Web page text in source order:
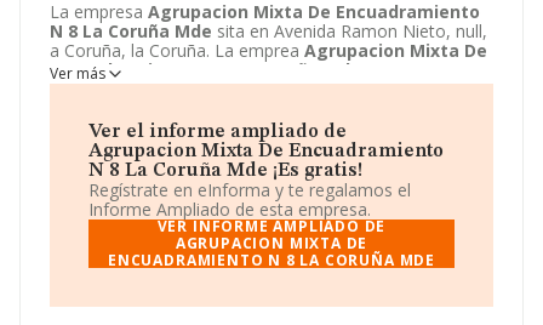
La empresa Agrupacion Mixta De Encuadramiento
N 8 La Coruña Mde sita en Avenida Ramon Nieto, null,
a Coruña, la Coruña. La emprea Agrupacion Mixta De
Encuadramiento N 8 La Coruña Mde
como Organismo de la administración central.
Ver más
Ver el informe ampliado de
Agrupacion Mixta De Encuadramiento
N 8 La Coruña Mde ¡Es gratis!
Regístrate en eInforma y te regalamos el
Informe Ampliado de esta empresa.
VER INFORME AMPLIADO DE
AGRUPACION MIXTA DE
ENCUADRAMIENTO N 8 LA CORUÑA MDE